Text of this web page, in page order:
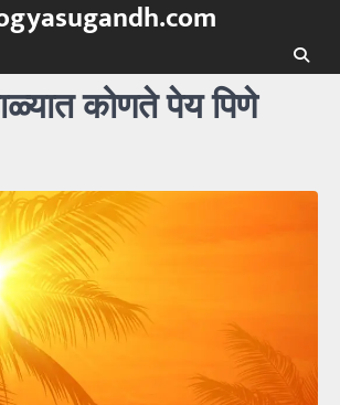
कोणते पेय पिणे